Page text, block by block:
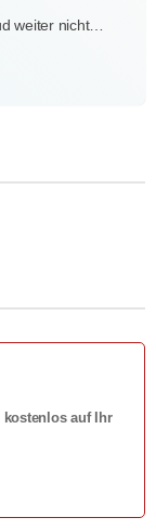
weiter nicht…
auf Ihr